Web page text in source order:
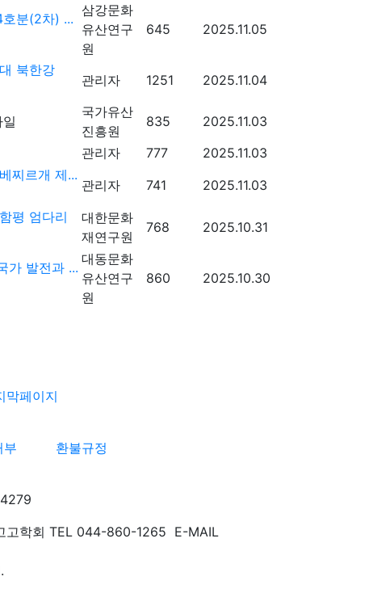
분(2차) ...
삼강문화
유산연구
원
645 2025.11.05
북한강
관리자 1251 2025.11.04
국가유산
진흥원
835
2025.11.03
관리자 777
2025.11.03
찌르개 제...
관리자 741 2025.11.03
평 엄다리
대한문화
재연구원
768 2025.10.31
가 발전과 ...
대동문화
유산연구
원
860 2025.10.30
부 환불규정
고학회 TEL 044-860-1265 E-MAIL